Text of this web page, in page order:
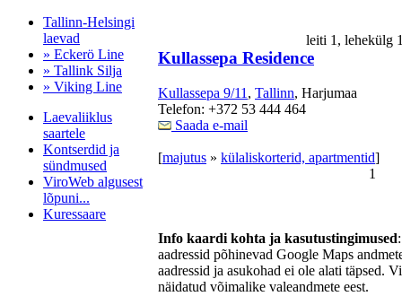
Tallinn-Helsingi
laevad
» Eckerö Line
» Tallink Silja
» Viking Line
Laevaliiklus
saartele
Kontserdid ja
sündmused
ViroWeb algusest
lõpuni...
Kuressaare
leiti 1,
Kullassepa Residence
Kullassepa 9/11 , Tallinn, Harjumaa
Telefon: +372 53 444 464
Saada e-mail
[majutus » külaliskorterid, apartmentid]
1
Info kaardi kohta ja kasutustingimused
aadressid põhinevad Google Maps
aadressid ja asukohad ei ole alati täpsed.
näidatud võimalike valeandmete eest.